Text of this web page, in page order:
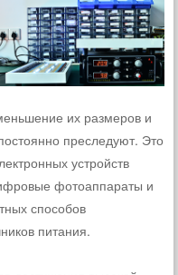
их размеров и
преследуют. Это
устройств
фотоаппараты и
способов
питания.